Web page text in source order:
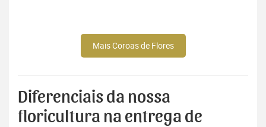
Mais Coroas de Flores
Diferenciais da nossa
floricultura na entrega de